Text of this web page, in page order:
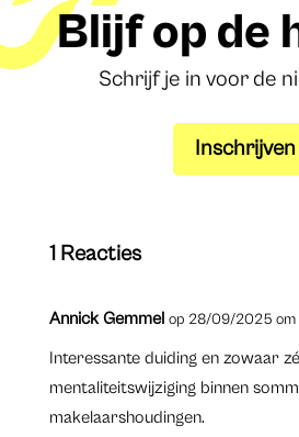
Blijf op de
Schrijf je in voor de
Inschrijven
1 Reacties
Annick Gemmel op 28/09/2025
Interessante duiding en zowaar
mentaliteitswijziging binnen
makelaarshoudingen.